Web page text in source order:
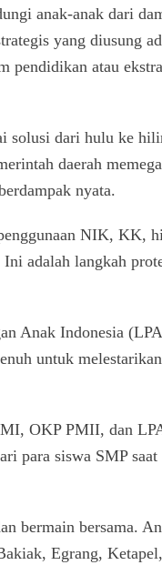
anak-anak dari
yang diusung
pendidikan atau
solusi dari hulu ke
daerah
nyata.
NIK, KK,
adalah langkah
Anak Indonesia
untuk
OKP PMII, dan
para siswa SMP
bermain bersama.
Egrang,